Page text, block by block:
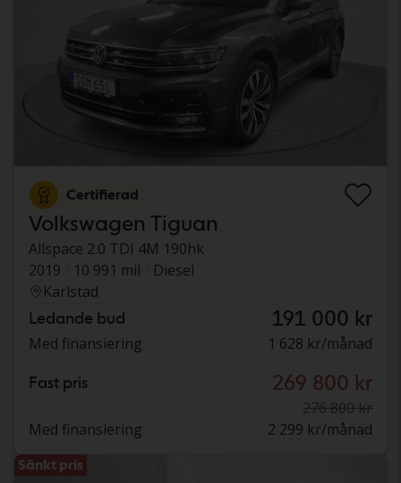
Certifierad
Volkswagen Tiguan
Allspace 2.0 TDI 4M 190hk
2019
10 991 mil
Diesel
Karlstad
Ledande bud 191 000 kr
Med finansiering 1 628 kr/månad
Fast pris 269 800 kr
276 800 kr
Med finansiering
2 299 kr/månad
Sänkt pris